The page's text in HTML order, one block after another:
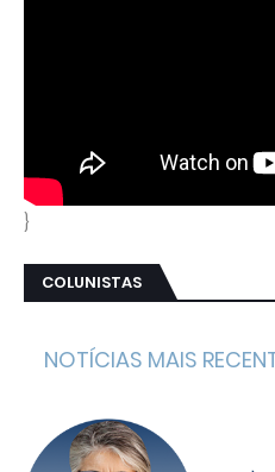
}
COLUNISTAS
NOTÍCIAS MAIS